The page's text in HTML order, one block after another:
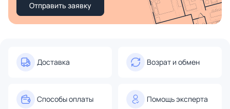
Отправить заявку
Доставка Возрат и обмен
Способы оплаты Помощь эксперта